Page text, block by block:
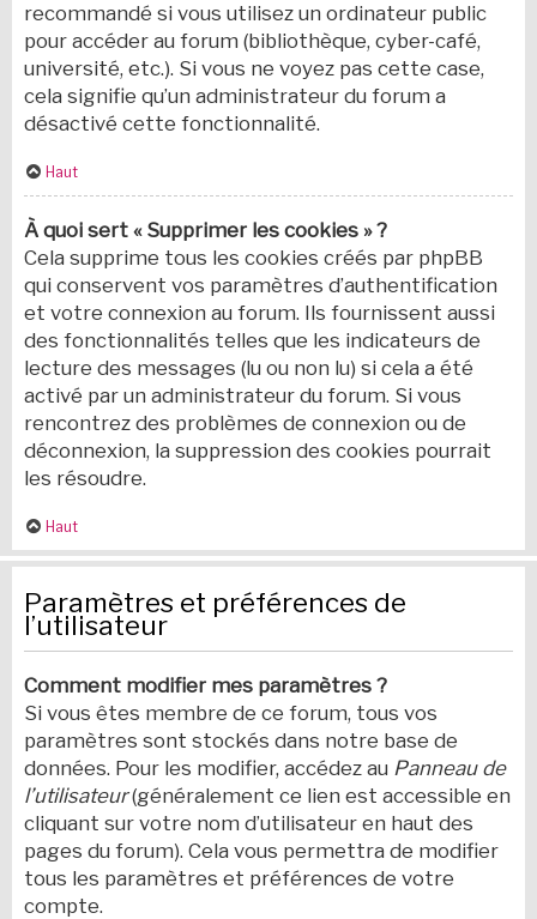
recommandé si vous utilisez un ordinateur public
pour accéder au forum (bibliothèque, cyber-café,
université, etc.). Si vous ne voyez pas cette case,
cela signifie qu’un administrateur du forum a
désactivé cette fonctionnalité.
Haut
À quoi sert « Supprimer les cookies » ?
Cela supprime tous les cookies créés par phpBB
qui conservent vos paramètres d’authentification
et votre connexion au forum. Ils fournissent aussi
des fonctionnalités telles que les indicateurs de
lecture des messages (lu ou non lu) si cela a été
activé par un administrateur du forum. Si vous
rencontrez des problèmes de connexion ou de
déconnexion, la suppression des cookies pourrait
les résoudre.
Haut
Paramètres et préférences de
l’utilisateur
Comment modifier mes paramètres ?
Si vous êtes membre de ce forum, tous vos
paramètres sont stockés dans notre base de
données. Pour les modifier, accédez au Panneau de
l’utilisateur(généralement ce lien est accessible en
cliquant sur votre nom d’utilisateur en haut des
pages du forum). Cela vous permettra de modifier
tous les paramètres et préférences de votre
compte.